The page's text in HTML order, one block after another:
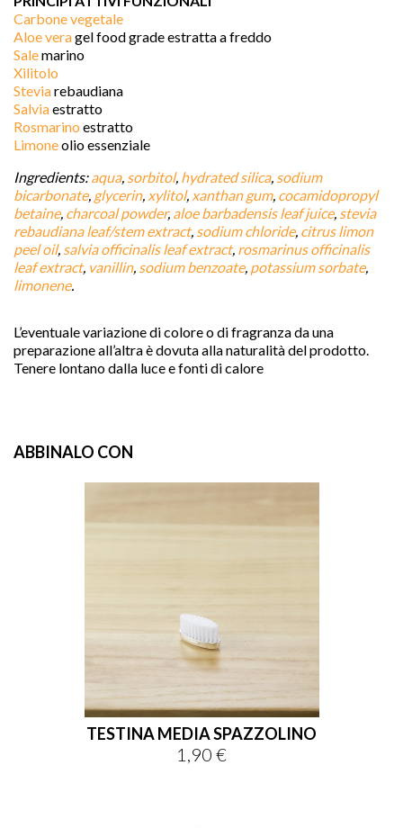
Carbone vegetale
Aloe veragel food grade estratta a freddo
Salemarino
Xilitolo
Steviarebaudiana
Salviaestratto
Rosmarino estratto
Limoneolio essenziale
Ingredients:aqua, sorbitol, hydrated silica, sodium
bicarbonate, glycerin, xylitol, xanthan gum, cocamidopropyl
betaine, charcoal powder, aloe barbadensis leaf juice, stevia
rebaudiana leaf/stem extract, sodium chloride, citrus limon
peel oil, salvia officinalis leaf extract, rosmarinus officinalis
leaf extract, vanillin, sodium benzoate, potassium sorbate,
limonene.
L’eventuale variazione di colore o di fragranza da una
preparazione all’altra è dovuta alla naturalità del prodotto.
Tenere lontano dalla luce e fonti di calore
ABBINALO CON
TESTINA MEDIA SPAZZOLINO
Prezzo
1,90 €